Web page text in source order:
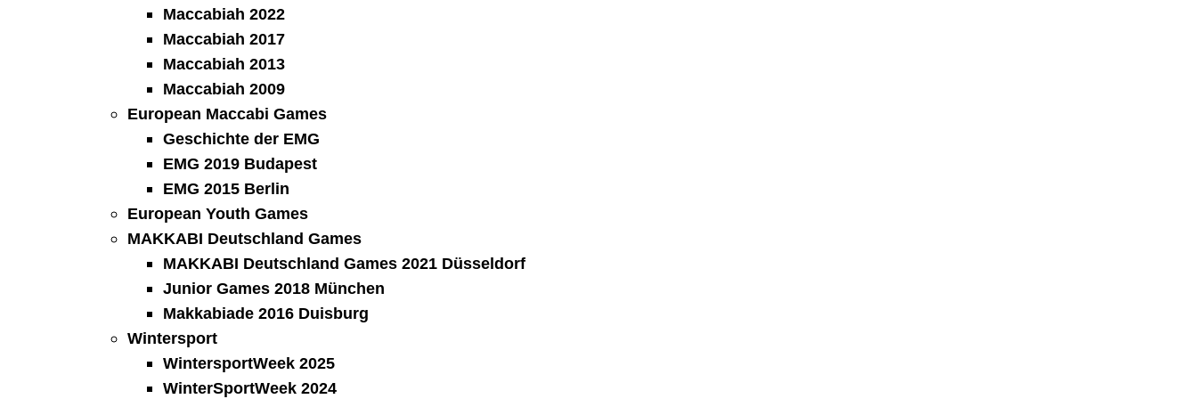
Maccabiah 2022
Maccabiah 2017
Maccabiah 2013
Maccabiah 2009
European Maccabi Games
Geschichte der EMG
EMG 2019 Budapest
EMG 2015 Berlin
European Youth Games
MAKKABI Deutschland Games
MAKKABI Deutschland Games 2021 Düsseldorf
Junior Games 2018 München
Makkabiade 2016 Duisburg
Wintersport
WintersportWeek 2025
WinterSportWeek 2024